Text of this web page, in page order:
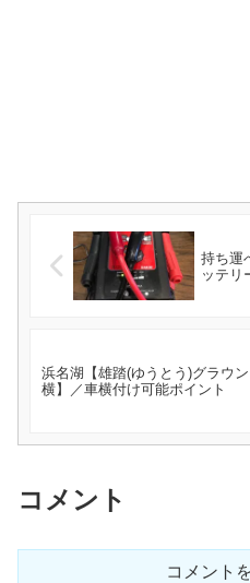
持ち運
ッテリ
浜名湖【雄踏(ゆうとう)グラウ
横】／車横付け可能ポイント
コメント
コメント